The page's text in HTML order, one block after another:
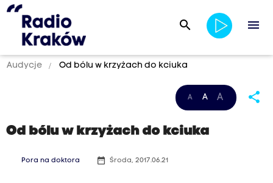
search menu
Audycje Od bólu w krzyżach do kciuka
A A A share
Od bólu w krzyżach do kciuka
Pora na doktora date_range Środa, 2017.06.21